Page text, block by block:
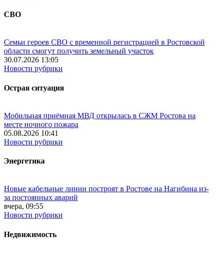
СВО
Семьи героев СВО с временной регистрацией в Ростовской
области смогут получить земельный участок
30.07.2026 13:05
Новости рубрики
Острая ситуация
Мобильная приёмная МВД открылась в СЖМ Ростова на
месте ночного пожара
05.08.2026 10:41
Новости рубрики
Энергетика
Новые кабельные линии построят в Ростове на Нагибина из-
за постоянных аварий
вчера, 09:55
Новости рубрики
Недвижимость